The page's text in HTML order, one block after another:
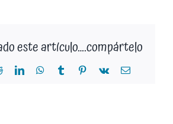
este artículo….compártelo
RedditLinkedInWhatsApp
TumblrPinterest
Vk
Correo